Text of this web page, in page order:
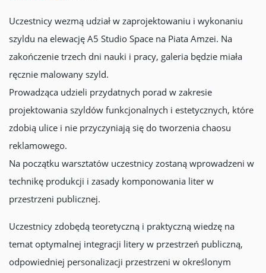
Uczestnicy wezmą udział w zaprojektowaniu i wykonaniu
szyldu na elewację A5 Studio Space na Piata Amzei. Na
zakończenie trzech dni nauki i pracy, galeria będzie miała
ręcznie malowany szyld.
Prowadząca udzieli przydatnych porad w zakresie
projektowania szyldów funkcjonalnych i estetycznych, które
zdobią ulice i nie przyczyniają się do tworzenia chaosu
reklamowego.
Na początku warsztatów uczestnicy zostaną wprowadzeni w
technikę produkcji i zasady komponowania liter w
przestrzeni publicznej.
Uczestnicy zdobędą teoretyczną i praktyczną wiedzę na
temat optymalnej integracji litery w przestrzeń publiczną,
odpowiedniej personalizacji przestrzeni w określonym